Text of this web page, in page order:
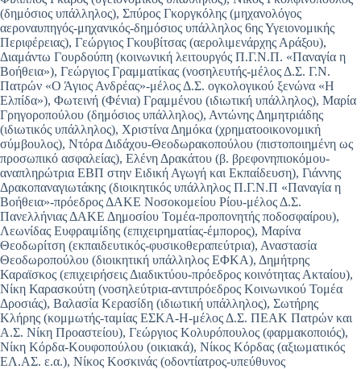
(δημόσιος υπάλληλος), Σπύρος Γκοργκόλης (μηχανολόγος
αεροναυπηγός-μηχανικός-δημόσιος υπάλληλος 6ης Υγειονομικής
Περιφέρειας), Γεώργιος Γκουβίτσας (αερολιμενάρχης Αράξου),
Διαμάντω Γουρδούπη (κοινωνική λειτουργός Π.Γ.Ν.Π. «Παναγία η
Βοήθεια»), Γεώργιος Γραμματίκας (νοσηλευτής-μέλος Δ.Σ. Γ.Ν.
Πατρών «Ο Άγιος Ανδρέας»-μέλος Δ.Σ. oγκολογικού ξενώνα «Η
Ελπίδα»), Φωτεινή (Φένια) Γραμμένου (ιδιωτική υπάλληλος), Μαρία
Γρηγοροπούλου (δημόσιος υπάλληλος), Αντώνης Δημητριάδης
(ιδιωτικός υπάλληλος), Χριστίνα Δημόκα (χρηματοοικονομική
σύμβουλος), Ντόρα Διδάχου-Θεοδωρακοπούλου (πιστοποιημένη ως
προσωπικό ασφαλείας), Ελένη Δρακάτου (β. βρεφονηπιοκόμου-
αναπληρώτρια ΕΒΠ στην Ειδική Αγωγή και Εκπαίδευση), Γιάννης
Δρακοπαναγιωτάκης (διοικητικός υπάλληλος Π.Γ.Ν.Π «Παναγία η
Βοήθεια»-πρόεδρος ΔΑΚΕ Νοσοκομείου Ρίου-μέλος Δ.Σ.
Πανελλήνιας ΔΑΚΕ Δημοσίου Τομέα-προπονητής ποδοσφαίρου),
Λεωνίδας Ευφραιμίδης (επιχειρηματίας-έμπορος), Μαρίνα
Θεοδωρίτση (εκπαιδευτικός-φυσικοθεραπεύτρια), Αναστασία
Θεοδωροπούλου (διοικητική υπάλληλος ΕΦΚΑ), Δημήτρης
Καραϊσκος (επιχειρήσεις Διαδικτύου-πρόεδρος κοινότητας Ακταίου),
Νίκη Καρασκούτη (νοσηλεύτρια-αντιπρόεδρος Κοινωνικού Τομέα
Δροσιάς), Βαλασία Κερασίδη (ιδιωτική υπάλληλος), Σωτήρης
Κλήρης (κομμωτής-ταμίας ΕΣΚΑ-Η-μέλος Δ.Σ. ΠΕΑΚ Πατρών και
Α.Σ. Νίκη Προαστείου), Γεώργιος Κολυρόπουλος (φαρμακοποιός),
Νίκη Κόρδα-Κουφοπούλου (οικιακά), Νίκος Κόρδας (αξιωματικός
ΕΛ.ΑΣ. ε.α.), Νίκος Κοσκινάς (οδοντίατρος-υπεύθυνος